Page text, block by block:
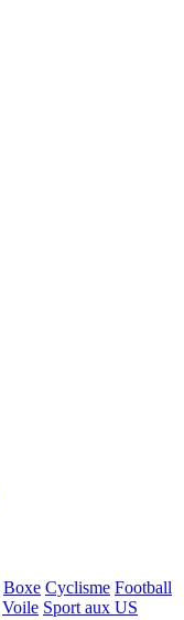
Boxe Cyclisme Football
Voile Sport aux US